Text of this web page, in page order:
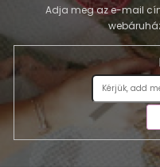
Adja meg az e-mail